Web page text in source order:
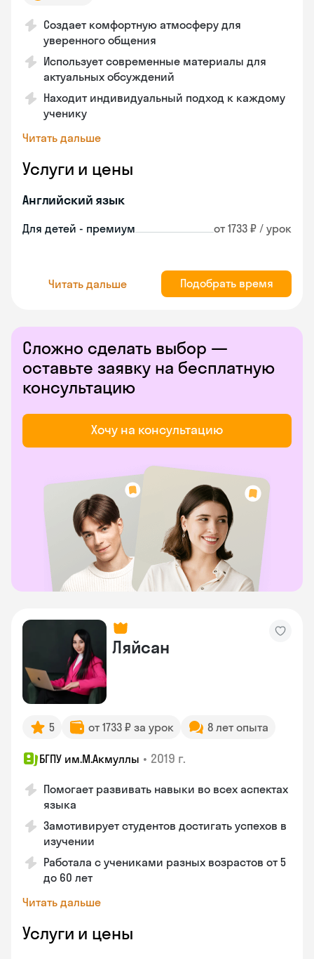
Создает комфортную атмосферу для
уверенного общения
Использует современные материалы для
актуальных обсуждений
Находит индивидуальный подход к каждому
ученику
Читать дальше
Услуги и цены
Английский язык
Для детей - премиум от 1733 ₽ / урок
Читать дальше Подобрать время
Сложно сделать выбор —
оставьте заявку на бесплатную
консультацию
Хочу на консультацию
Ляйсан
5 от 1733 ₽ за урок 8 лет опыта
БГПУ им.М.Акмуллы • 2019 г.
Помогает развивать навыки во всех аспектах
языка
Замотивирует студентов достигать успехов в
изучении
Работала с учениками разных возрастов от 5
до 60 лет
Читать дальше
Услуги и цены